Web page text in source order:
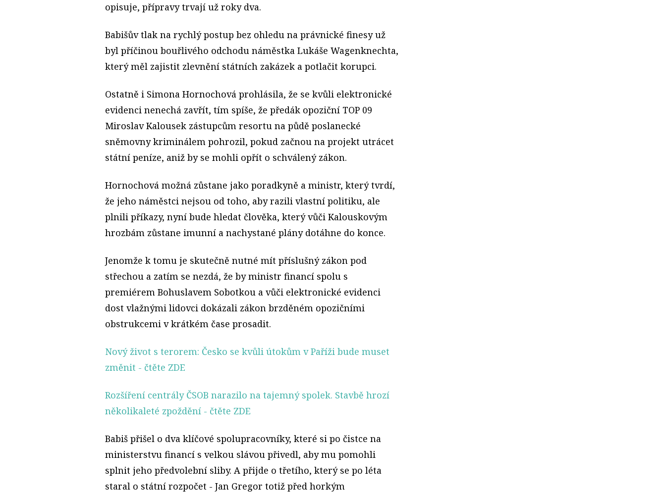
opisuje, přípravy trvají už roky dva.
Babišův tlak na rychlý postup bez ohledu na právnické finesy už
byl příčinou bouřlivého odchodu náměstka Lukáše Wagenknechta,
který měl zajistit zlevnění státních zakázek a potlačit korupci.
Ostatně i Simona Hornochová prohlásila, že se kvůli elektronické
evidenci nenechá zavřít, tím spíše, že předák opoziční TOP 09
Miroslav Kalousek zástupcům resortu na půdě poslanecké
sněmovny kriminálem pohrozil, pokud začnou na projekt utrácet
státní peníze, aniž by se mohli opřít o schválený zákon.
Hornochová možná zůstane jako poradkyně a ministr, který tvrdí,
že jeho náměstci nejsou od toho, aby razili vlastní politiku, ale
plnili příkazy, nyní bude hledat člověka, který vůči Kalouskovým
hrozbám zůstane imunní a nachystané plány dotáhne do konce.
Jenomže k tomu je skutečně nutné mít příslušný zákon pod
střechou a zatím se nezdá, že by ministr financí spolu s
premiérem Bohuslavem Sobotkou a vůči elektronické evidenci
dost vlažnými lidovci dokázali zákon brzděném opozičními
obstrukcemi v krátkém čase prosadit.
Nový život s terorem: Česko se kvůli útokům v Paříži bude muset
změnit - čtěte ZDE
Rozšíření centrály ČSOB narazilo na tajemný spolek. Stavbě hrozí
několikaleté zpoždění - čtěte ZDE
Babiš přišel o dva klíčové spolupracovníky, které si po čistce na
ministerstvu financí s velkou slávou přivedl, aby mu pomohli
splnit jeho předvolební sliby. A přijde o třetího, který se po léta
staral o státní rozpočet - Jan Gregor totiž před horkým